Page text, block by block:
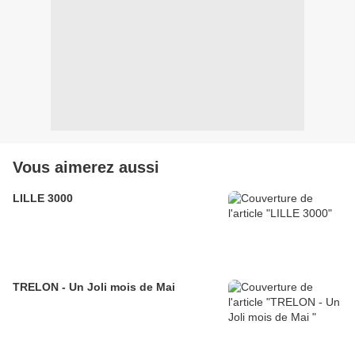
Vous aimerez aussi
LILLE 3000
TRELON - Un Joli mois de Mai